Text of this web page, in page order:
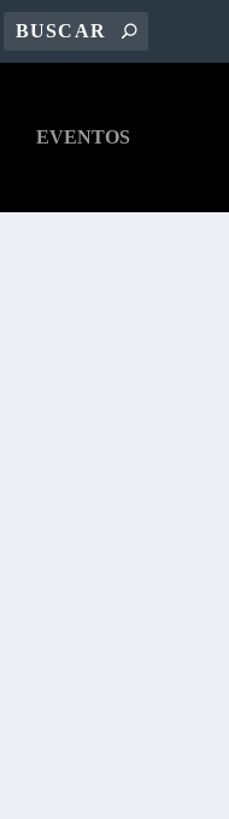
EVENTOS